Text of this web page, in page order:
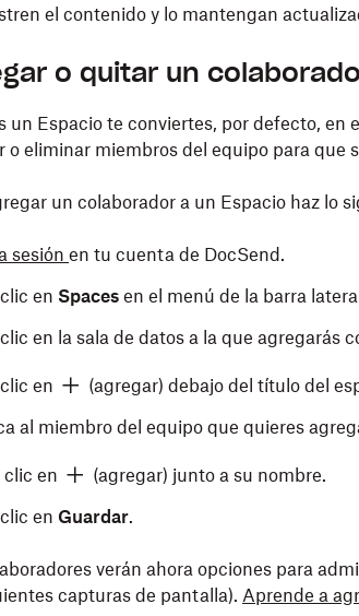
el contenido y lo mantengan
o quitar un
un Espacio te conviertes, por defecto, en
o eliminar miembros del equipo para que
un colaborador a un Espacio haz lo
sesión en tu cuenta de DocSend.
en Spaces en el menú de la barra
en la sala de datos a la que agregarás
en
(agregar) debajo del título del
al miembro del equipo que quieres
clic en
(agregar) junto a su nombre.
en Guardar.
verán ahora opciones para
capturas de pantalla). Aprende a